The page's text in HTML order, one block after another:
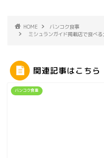
HOME
バンコク食事
ミシュランガイド掲載店で食べる
関連記事はこちら
バンコク食事